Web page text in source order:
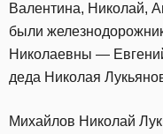
Валентина, Николай,
были
Николаевны —
деда Николая
Михайлов Николай